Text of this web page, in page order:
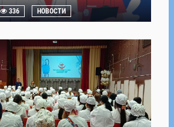
336 НОВОСТИ